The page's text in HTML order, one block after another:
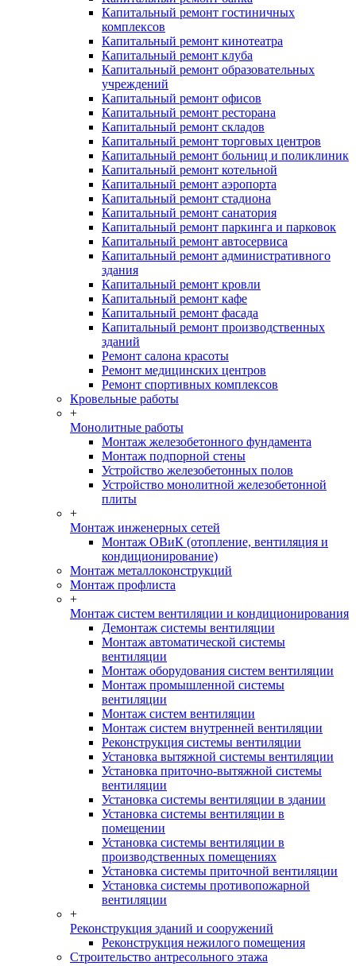
Капитальный ремонт гостиничных
комплексов
Капитальный ремонт кинотеатра
Капитальный ремонт клуба
Капитальный ремонт образовательных
учреждений
Капитальный ремонт офисов
Капитальный ремонт ресторана
Капитальный ремонт складов
Капитальный ремонт торговых центров
Капитальный ремонт больниц и поликлиник
Капитальный ремонт котельной
Капитальный ремонт аэропорта
Капитальный ремонт стадиона
Капитальный ремонт санатория
Капитальный ремонт паркинга и парковок
Капитальный ремонт автосервиса
Капитальный ремонт административного
здания
Капитальный ремонт кровли
Капитальный ремонт кафе
Капитальный ремонт фасада
Капитальный ремонт производственных
зданий
Ремонт салона красоты
Ремонт медицинских центров
Ремонт спортивных комплексов
Кровельные работы
+
Монолитные работы
Монтаж железобетонного фундамента
Монтаж подпорной стены
Устройство железобетонных полов
Устройство монолитной железобетонной
плиты
+
Монтаж инженерных сетей
Монтаж ОВиК (отопление, вентиляция и
кондиционирование)
Монтаж металлоконструкций
Монтаж профлиста
+
Монтаж систем вентиляции и кондиционирования
Демонтаж системы вентиляции
Монтаж автоматической системы
вентиляции
Монтаж оборудования систем вентиляции
Монтаж промышленной системы
вентиляции
Монтаж систем вентиляции
Монтаж систем внутренней вентиляции
Реконструкция системы вентиляции
Установка вытяжной системы вентиляции
Установка приточно-вытяжной системы
вентиляции
Установка системы вентиляции в здании
Установка системы вентиляции в
помещении
Установка системы вентиляции в
производственных помещениях
Установка системы приточной вентиляции
Установка системы противопожарной
вентиляции
+
Реконструкция зданий и сооружений
Реконструкция нежилого помещения
Строительство антресольного этажа